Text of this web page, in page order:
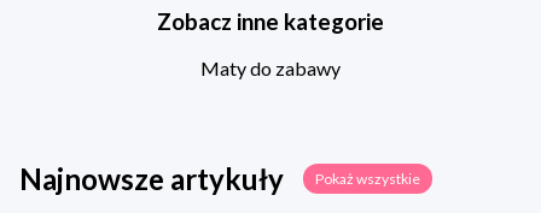
Zobacz inne kategorie
Maty do zabawy
Najnowsze artykuły Pokaż wszystkie